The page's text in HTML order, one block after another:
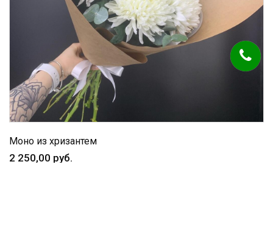
Моно из хризантем
2 250,00 руб.